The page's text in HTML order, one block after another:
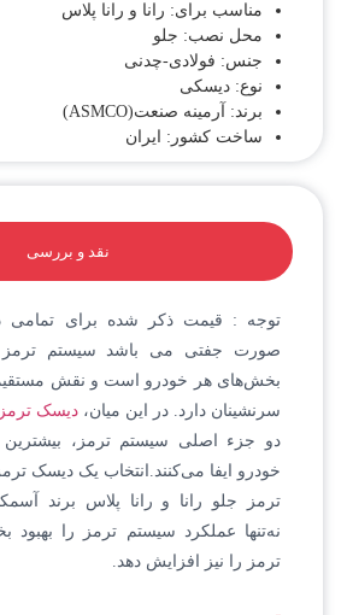
مناسب برای: رانا و رانا پلاس
محل نصب: جلو
جنس: فولادی-چدنی
نوع: دیسکی
برند: آرمینه صنعت(ASMCO)
ساخت کشور: ایران
نقد و بررسی
توجه : قیمت ذکر شده برای تمامی
صورت جفتی می باشد سیستم ترمز
بخش‌های هر خودرو است و نقش
سرنشینان دارد. در این میان، دیسک ترمز
دو جزء اصلی سیستم ترمز،
خودرو ایفا می‌کنند.انتخاب یک دیسک
نه‌تنها عملکرد سیستم ترمز را بهبود
ترمز را نیز افزایش دهد.